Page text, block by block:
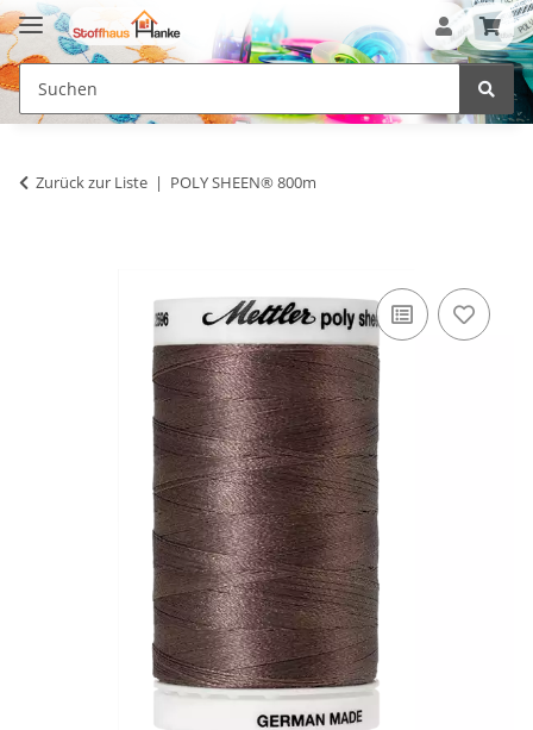
Zurück zur Liste POLY SHEEN® 800m